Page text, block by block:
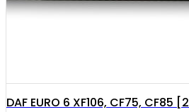
DAF EURO 6 XF106, CF75, CF85